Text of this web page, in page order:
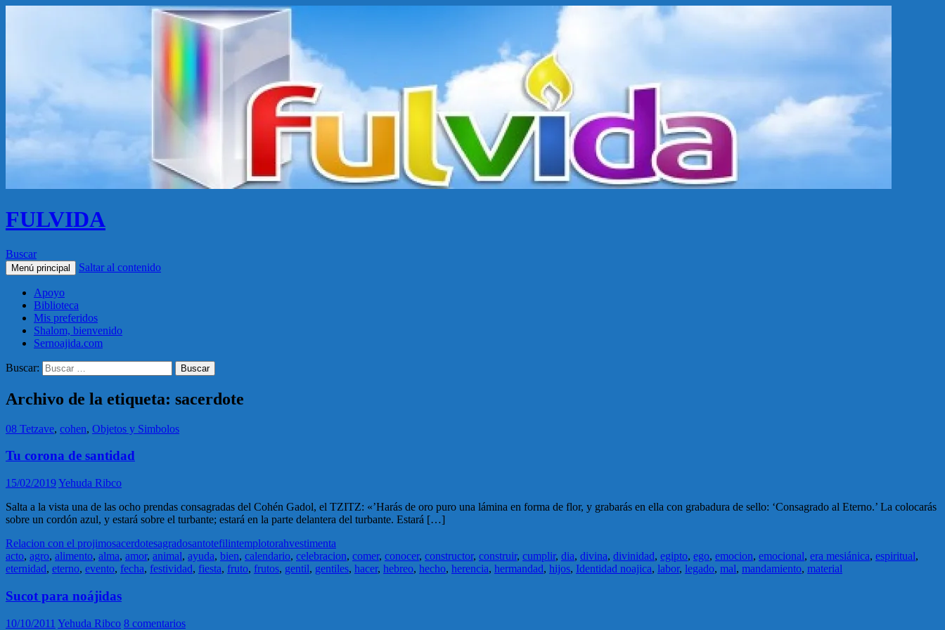
FULVIDA
Buscar
Menú principal Saltar al contenido
Apoyo
Biblioteca
Mis preferidos
Shalom, bienvenido
Sernoajida.com
Buscar:
Archivo de la etiqueta: sacerdote
08 Tetzave, cohen, Objetos y Simbolos
Tu corona de santidad
15/02/2019Yehuda Ribco
Salta a la vista una de las ocho prendas consagradas del Cohén Gadol, el TZITZ: «’Harás de oro puro una lámina en forma de flor, y grabarás en ella con grabadura de sello: ‘Consagrado al Eterno.’ La colocarás
sobre un cordón azul, y estará sobre el turbante; estará en la parte delantera del turbante. Estará […]
Relacion con el projimosacerdotesagradosantotefilintemplotorahvestimenta
acto, agro, alimento, alma, amor, animal, ayuda, bien, calendario, celebracion, comer, conocer, constructor, construir, cumplir, dia, divina, divinidad, egipto, ego, emocion, emocional, era mesiánica, espiritual,
eternidad, eterno, evento, fecha, festividad, fiesta, fruto, frutos, gentil, gentiles, hacer, hebreo, hecho, herencia, hermandad, hijos, Identidad noajica, labor, legado, mal, mandamiento, material
Sucot para noájidas
10/10/2011 Yehuda Ribco 8 comentarios